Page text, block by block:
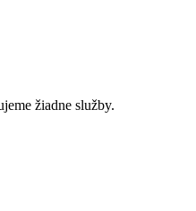
žiadne služby.